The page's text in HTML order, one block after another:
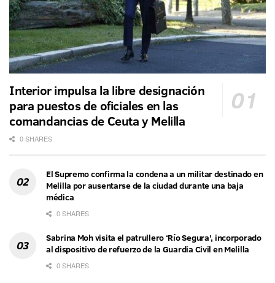
Interior impulsa la libre designación
para puestos de oficiales en las
comandancias de Ceuta y Melilla
0 SHARES
El Supremo confirma la condena a un militar destinado en
Melilla por ausentarse de la ciudad durante una baja
médica
0 SHARES
Sabrina Moh visita el patrullero ‘Río Segura’, incorporado
al dispositivo de refuerzo de la Guardia Civil en Melilla
0 SHARES